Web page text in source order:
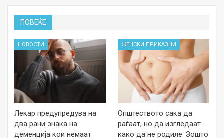
ПОВЕЌЕ
НОВОСТИ
Лекар предупредува на
два рани знака на
деменција кои немаат
ЖЕНСКИ ПРИКАЗНИ
Општеството сака да
раѓаат, но да изгледаат
како да не родиле: Зошто